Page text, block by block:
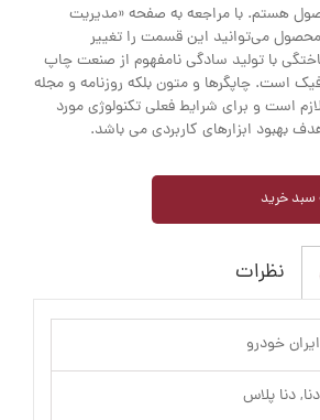
هستم. با مراجعه به صفحه «مدیریت
می‌توانید این قسمت را تغییر
با تولید سادگی نامفهوم از صنعت چاپ
است. چاپگرها و متون بلکه روزنامه و مجله
است و برای شرایط فعلی تکنولوژی مورد
بهبود ابزارهای کاربردی می باشد.
سبد خرید
نظرات
ایران خودرو
دنا, دنا پلاس